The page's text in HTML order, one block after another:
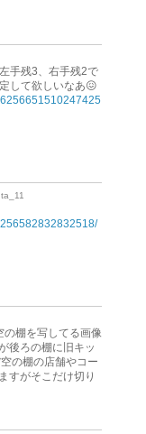
手残3、右手残2で
して欲しいなあ😖
の棚を写してる画像
後ろの棚に旧キッ
の棚の店舗やコー
すがそこだけ切り